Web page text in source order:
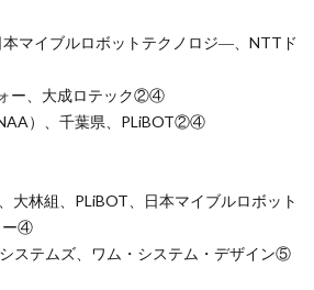
マイブルロボットテクノロジ―、NTTド
ー、大成ロテック②④
）、千葉県、PLiBOT②④
林組、PLiBOT、日本マイブルロボット
ー④
ステムズ、ワム・システム・デザイン⑤